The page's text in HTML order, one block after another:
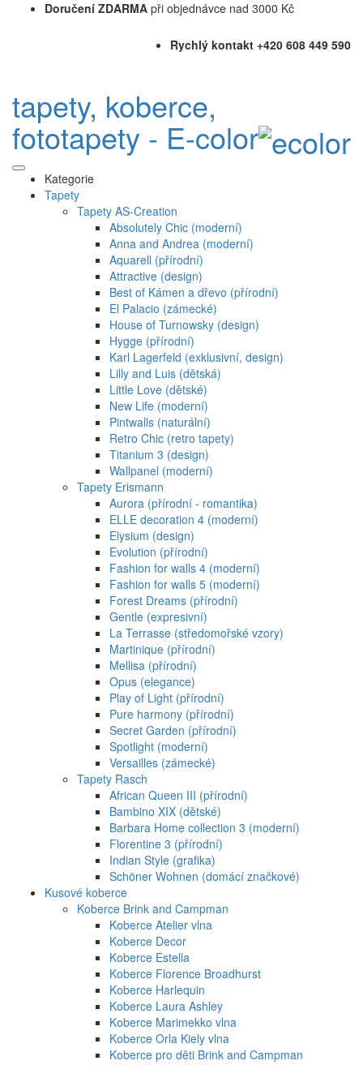
Doručení ZDARMA při objednávce nad 3000 Kč
Rychlý kontakt +420 608 449 590
tapety, koberce,
fototapety - E-color
Kategorie
Tapety
Tapety AS-Creation
Absolutely Chic (moderní)
Anna and Andrea (moderní)
Aquarell (přírodní)
Attractive (design)
Best of Kámen a dřevo (přírodní)
El Palacio (zámecké)
House of Turnowsky (design)
Hygge (přírodní)
Karl Lagerfeld (exklusivní, design)
Lilly and Luis (dětská)
Little Love (dětské)
New Life (moderní)
Pintwalls (naturální)
Retro Chic (retro tapety)
Titanium 3 (design)
Wallpanel (moderní)
Tapety Erismann
Aurora (přírodní - romantika)
ELLE decoration 4 (moderní)
Elysium (design)
Evolution (přírodní)
Fashion for walls 4 (moderní)
Fashion for walls 5 (moderní)
Forest Dreams (přírodní)
Gentle (expresivní)
La Terrasse (středomořské vzory)
Martinique (přírodní)
Mellisa (přírodní)
Opus (elegance)
Play of Light (přírodní)
Pure harmony (přírodní)
Secret Garden (přírodní)
Spotlight (moderní)
Versailles (zámecké)
Tapety Rasch
African Queen III (přírodní)
Bambino XIX (dětské)
Barbara Home collection 3 (moderní)
Florentine 3 (přírodní)
Indian Style (grafika)
Schöner Wohnen (domácí značkové)
Kusové koberce
Koberce Brink and Campman
Koberce Atelier vlna
Koberce Decor
Koberce Estella
Koberce Florence Broadhurst
Koberce Harlequin
Koberce Laura Ashley
Koberce Marimekko vlna
Koberce Orla Kiely vlna
Koberce pro děti Brink and Campman